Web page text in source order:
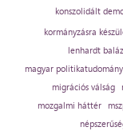
konszolidált
kormányzásra
lenhardt
magyar
migrációs válság
mozgalmi háttér